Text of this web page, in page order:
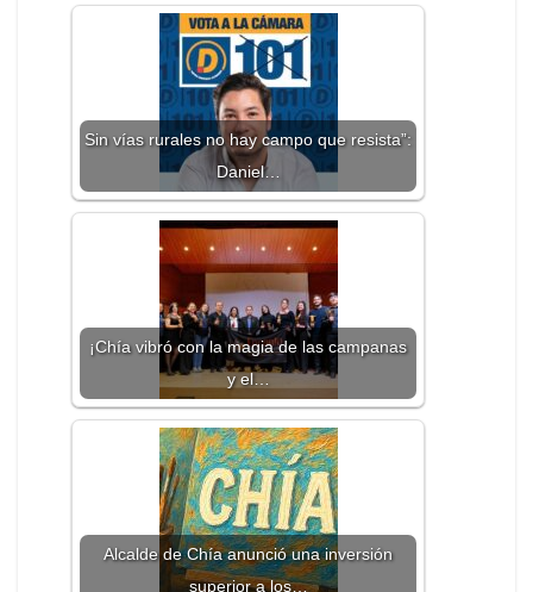
Sin vías rurales no hay campo que resista”:
Daniel…
¡Chía vibró con la magia de las campanas
y el…
Alcalde de Chía anunció una inversión
superior a los…